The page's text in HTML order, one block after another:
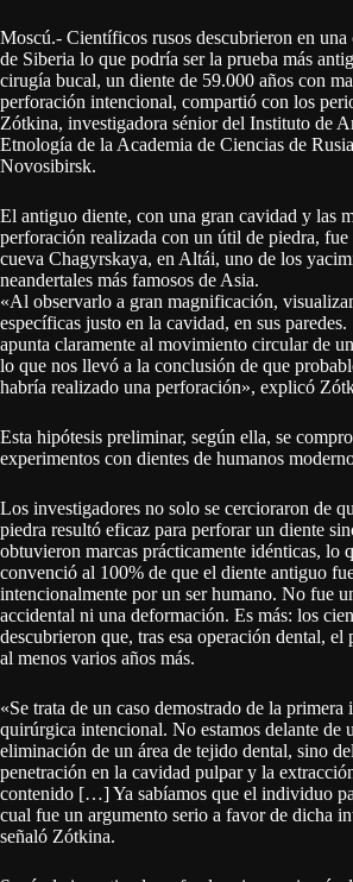
Moscú.- Científicos rusos descubrieron en una
de Siberia lo que podría ser la prueba más
cirugía bucal, un diente de 59.000 años con
perforación intencional, compartió con los
Zótkina, investigadora sénior del Instituto de
Etnología de la Academia de Ciencias de
Novosibirsk.
El antiguo diente, con una gran cavidad y las
perforación realizada con un útil de piedra, fue
cueva Chagyrskaya, en Altái, uno de los
neandertales más famosos de Asia.
«Al observarlo a gran magnificación,
específicas justo en la cavidad, en sus
apunta claramente al movimiento circular de
lo que nos llevó a la conclusión de que
habría realizado una perforación», explicó
Esta hipótesis preliminar, según ella, se
experimentos con dientes de humanos
Los investigadores no solo se cercioraron de
piedra resultó eficaz para perforar un diente
obtuvieron marcas prácticamente idénticas, lo
convenció al 100% de que el diente antiguo
intencionalmente por un ser humano. No fue
accidental ni una deformación. Es más: los
descubrieron que, tras esa operación dental, el
al menos varios años más.
«Se trata de un caso demostrado de la primera
quirúrgica intencional. No estamos delante de
eliminación de un área de tejido dental, sino
penetración en la cavidad pulpar y la
contenido […] Ya sabíamos que el individuo
cual fue un argumento serio a favor de dicha
señaló Zótkina.